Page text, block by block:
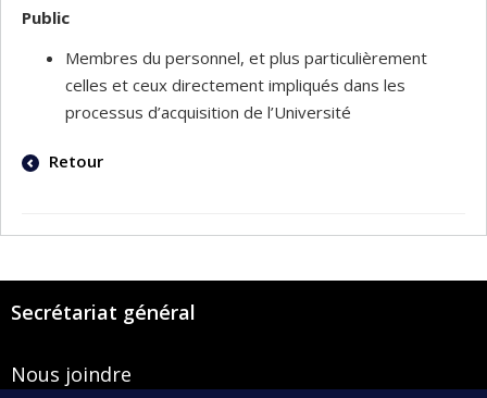
Public
Membres du personnel, et plus particulièrement
celles et ceux directement impliqués dans les
processus d’acquisition de l’Université
Retour
Secrétariat général
Nous joindre